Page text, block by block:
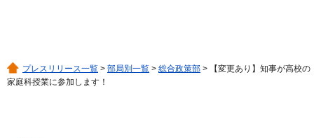
プレスリリース一覧 > 部局別一覧 > 総合政策部 > 【変更あり】知事が高校の
家庭科授業に参加します！